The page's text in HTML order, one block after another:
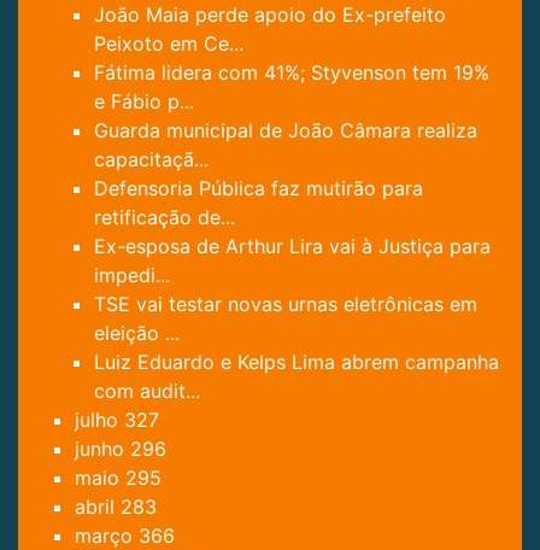
João Maia perde apoio do Ex-prefeito
Peixoto em Ce...
Fátima lidera com 41%; Styvenson tem 19%
e Fábio p...
Guarda municipal de João Câmara realiza
capacitaçã...
Defensoria Pública faz mutirão para
retificação de...
Ex-esposa de Arthur Lira vai à Justiça para
impedi...
TSE vai testar novas urnas eletrônicas em
eleição ...
Luiz Eduardo e Kelps Lima abrem campanha
com audit...
julho 327
junho 296
maio 295
abril 283
março 366